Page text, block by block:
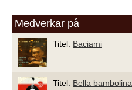
Medverkar på
Titel: Baciami
Titel: Bella bambolina